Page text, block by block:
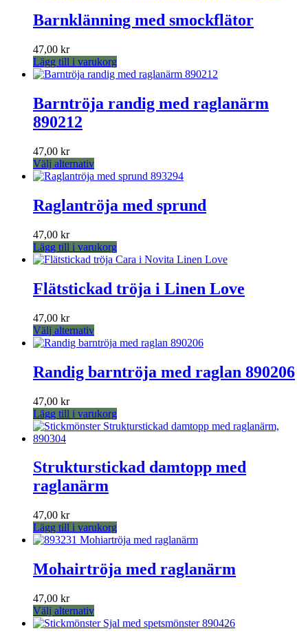
har
flera
olika
alternativen
väljas
på
Barnklänning med smockflätor
47,00 kr
Lägg till i varukorg
Barntröja randig med raglanärm
890212
47,00 kr
Välj alternativDen
här
har
flera
olika
alternativen
väljas
på
Raglantröja med sprund
47,00 kr
Lägg till i varukorg
Flätstickad tröja i Linen Love
47,00 kr
Välj alternativDen
här
flera
olika
alternativen
på
produktsidan
Randig barntröja med raglan 890206
47,00 kr
Lägg till i varukorg
Strukturstickad damtopp med
raglanärm
47,00 kr
Lägg till i varukorg
Mohairtröja med raglanärm
47,00 kr
Välj alternativDen
här